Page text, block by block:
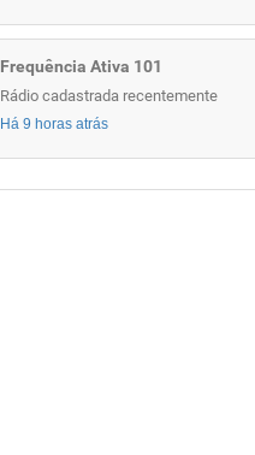
Frequência Ativa 101
Rádio cadastrada recentemente
Há 9 horas atrás